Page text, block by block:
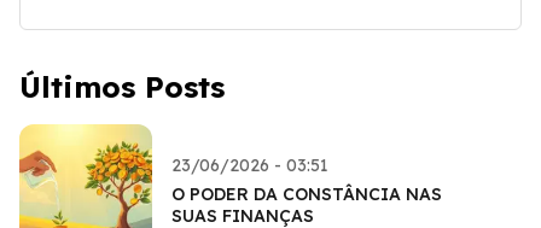
Últimos Posts
23/06/2026 - 03:51
O PODER DA CONSTÂNCIA NAS
SUAS FINANÇAS